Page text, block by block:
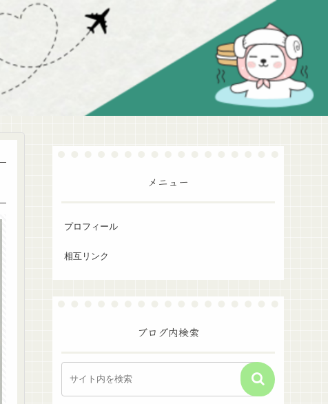
メニュー
プロフィール
相互リンク
ブログ内検索